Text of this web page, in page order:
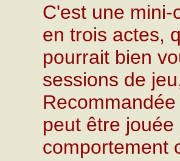
C'est une
en trois actes,
pourrait bien
sessions de
peut être
comportement